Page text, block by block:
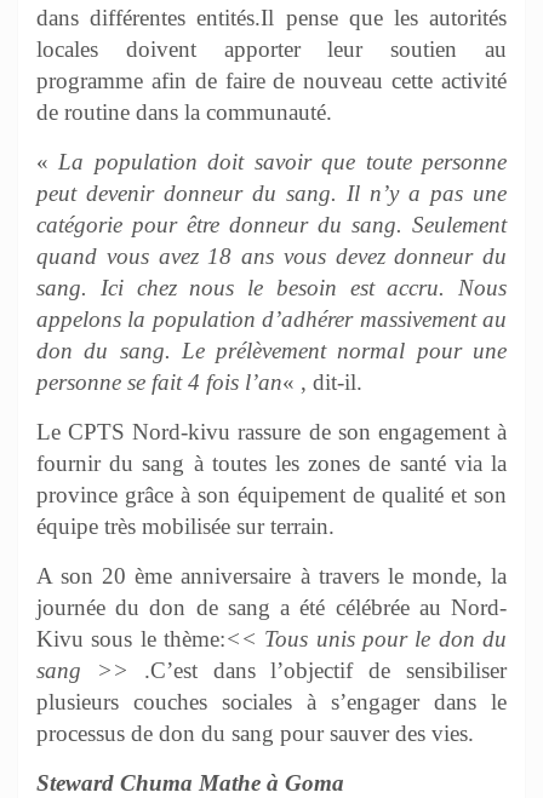
dans différentes entités.Il pense que les autorités
locales doivent apporter leur soutien au
programme afin de faire de nouveau cette activité
de routine dans la communauté.
« La population doit savoir que toute personne
peut devenir donneur du sang. Il n’y a pas une
catégorie pour être donneur du sang. Seulement
quand vous avez 18 ans vous devez donneur du
sang. Ici chez nous le besoin est accru. Nous
appelons la population d’adhérer massivement au
don du sang. Le prélèvement normal pour une
personne se fait 4 fois l’an« , dit-il.
Le CPTS Nord-kivu rassure de son engagement à
fournir du sang à toutes les zones de santé via la
province grâce à son équipement de qualité et son
équipe très mobilisée sur terrain.
A son 20 ème anniversaire à travers le monde, la
journée du don de sang a été célébrée au Nord-
Kivu sous le thème:<< Tous unis pour le don du
sang >> .C’est dans l’objectif de sensibiliser
plusieurs couches sociales à s’engager dans le
processus de don du sang pour sauver des vies.
Steward Chuma Mathe à Goma